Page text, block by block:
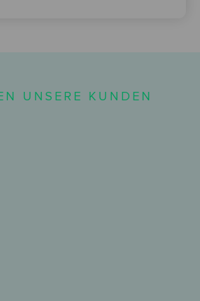
UNSERE KUNDEN